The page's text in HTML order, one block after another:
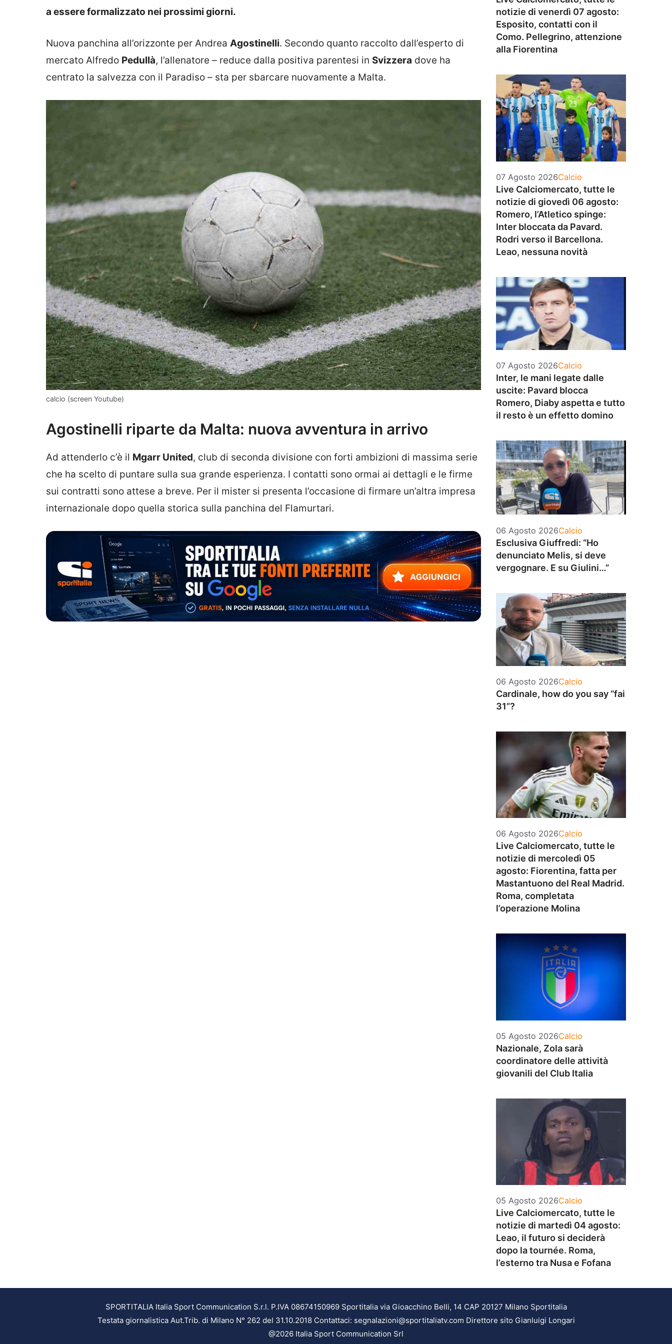
a essere formalizzato nei prossimi giorni.
Nuova panchina all’orizzonte per Andrea Agostinelli. Secondo quanto raccolto dall’esperto di
mercato Alfredo Pedullà, l’allenatore – reduce dalla positiva parentesi in Svizzera dove ha
centrato la salvezza con il Paradiso – sta per sbarcare nuovamente a Malta.
calcio (screen Youtube)
Agostinelli riparte da Malta: nuova avventura in arrivo
Ad attenderlo c’è il Mgarr United, club di seconda divisione con forti ambizioni di massima serie
che ha scelto di puntare sulla sua grande esperienza. I contatti sono ormai ai dettagli e le firme
sui contratti sono attese a breve. Per il mister si presenta l’occasione di firmare un’altra impresa
internazionale dopo quella storica sulla panchina del Flamurtari.
notizie di venerdì 07 agosto:
Esposito, contatti con il
Como. Pellegrino, attenzione
alla Fiorentina
07 Agosto 2026Categorie
Calcio
Live Calciomercato, tutte le
notizie di giovedì 06 agosto:
Romero, l’Atletico spinge:
Inter bloccata da Pavard.
Rodri verso il Barcellona.
Leao, nessuna novità
07 Agosto 2026Categorie
Calcio
Inter, le mani legate dalle
uscite: Pavard blocca
Romero, Diaby aspetta e tutto
il resto è un effetto domino
06 Agosto 2026Categorie
Calcio
Esclusiva Giuffredi: “Ho
denunciato Melis, si deve
vergognare. E su Giulini…”
06 Agosto 2026Categorie
Calcio
Cardinale, how do you say “fai
31”?
06 Agosto 2026Categorie
Calcio
Live Calciomercato, tutte le
notizie di mercoledì 05
agosto: Fiorentina, fatta per
Mastantuono del Real Madrid.
Roma, completata
l’operazione Molina
05 Agosto 2026Categorie
Calcio
Nazionale, Zola sarà
coordinatore delle attività
giovanili del Club Italia
05 Agosto 2026Categorie
Calcio
Live Calciomercato, tutte le
notizie di martedì 04 agosto:
Leao, il futuro si deciderà
dopo la tournée. Roma,
l’esterno tra Nusa e Fofana
SPORTITALIA Italia Sport Communication S.r.l. P.IVA 08674150969 Sportitalia via Gioacchino Belli, 14 CAP 20127 Milano Sportitalia
Testata giornalistica Aut.Trib. di Milano N° 262 del 31.10.2018 Contattaci: segnalazioni@sportitaliatv.com Direttore sito Gianluigi Longari
@2026 Italia Sport Communication Srl